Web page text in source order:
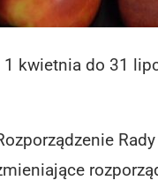
kwietnia do 31